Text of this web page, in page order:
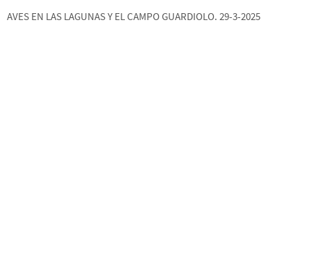
AVES EN LAS LAGUNAS Y EL CAMPO GUARDIOLO. 29-3-2025